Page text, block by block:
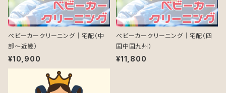
ベビーカークリーニング｜宅配（中
部～近畿）
¥10,900
ベビーカークリーニング｜宅配（四
国中国九州）
¥11,800